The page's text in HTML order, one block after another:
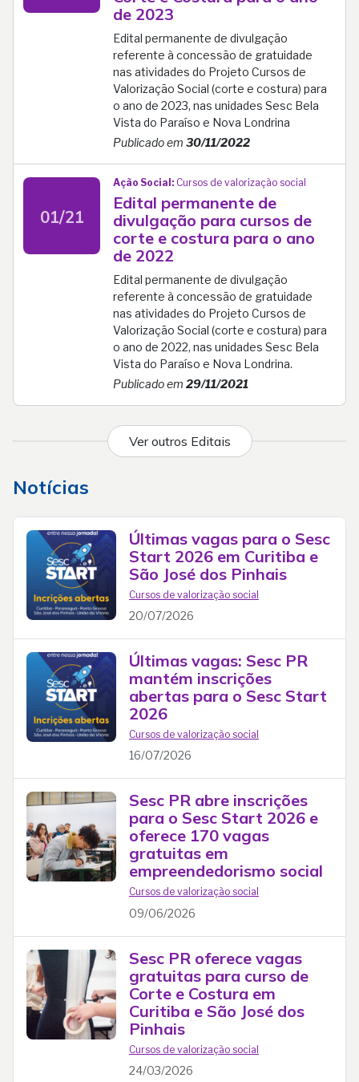
de 2023
Edital permanente de divulgação
referente à concessão de gratuidade
nas atividades do Projeto Cursos de
Valorização Social (corte e costura) para
o ano de 2023, nas unidades Sesc Bela
Vista do Paraíso e Nova Londrina
Publicado em 30/11/2022
01/21
Ação Social: Cursos de valorização social
Edital permanente de
divulgação para cursos de
corte e costura para o ano
de 2022
Edital permanente de divulgação
referente à concessão de gratuidade
nas atividades do Projeto Cursos de
Valorização Social (corte e costura) para
o ano de 2022, nas unidades Sesc Bela
Vista do Paraíso e Nova Londrina.
Publicado em 29/11/2021
Ver outros Editais
Notícias
Últimas vagas para o Sesc
Start 2026 em Curitiba e
São José dos Pinhais
Cursos de valorização social
20/07/2026
Últimas vagas: Sesc PR
mantém inscrições
abertas para o Sesc Start
2026
Cursos de valorização social
16/07/2026
Sesc PR abre inscrições
para o Sesc Start 2026 e
oferece 170 vagas
gratuitas em
empreendedorismo social
Cursos de valorização social
09/06/2026
Sesc PR oferece vagas
gratuitas para curso de
Corte e Costura em
Curitiba e São José dos
Pinhais
Cursos de valorização social
24/03/2026